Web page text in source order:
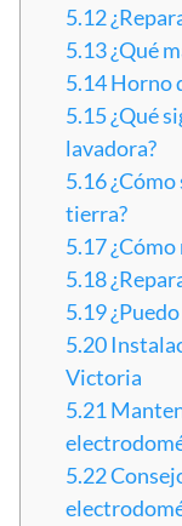
5.12
5.13¿Qué
5.14Horno
5.15¿Qué
lavadora?
5.16
tierra?
5.17
5.18
5.19
5.20
Victoria
5.21
5.22